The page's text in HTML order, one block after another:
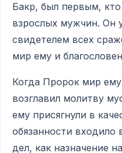
Бакр, был первым,
взрослых мужчин. Он
свидетелем всех
мир ему и
Когда Пророк мир
возглавил молитву
ему присягнули в
обязанности входило
дел, как назначение